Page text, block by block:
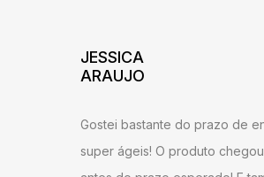
ADILSON
entrega! Estou satisfeito com
recomendo a todos que